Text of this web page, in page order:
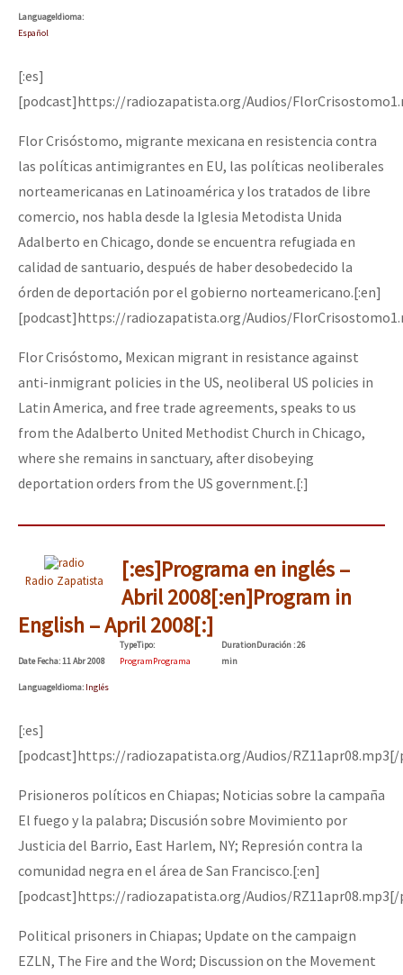
LanguageIdioma:
Español
[:es]
[podcast]https://radiozapatista.org/Audios/
Flor Crisóstomo, migrante mexicana en resistencia contra
las políticas antimigrantes en EU, las políticas neoliberales
norteamericanas en Latinoamérica y los tratados de libre
comercio, nos habla desde la Iglesia Metodista Unida
Adalberto en Chicago, donde se encuentra refugiada en
calidad de santuario, después de haber desobedecido la
órden de deportación por el gobierno norteamericano.[:en]
[podcast]https://radiozapatista.org/Audios/
Flor Crisóstomo, Mexican migrant in resistance against
anti-inmigrant policies in the US, neoliberal US policies in
Latin America, and free trade agreements, speaks to us
from the Adalberto United Methodist Church in Chicago,
where she remains in sanctuary, after disobeying
deportation orders from the US government.[:]
Radio Zapatista
[:es]Programa en inglés –
Abril 2008[:en]Program in
English – April 2008[:]
DateFecha: 11 Abr 2008
TypeTipo:
ProgramPrograma
DurationDuración: 26
min
LanguageIdioma: Inglés
[:es]
[podcast]https://radiozapatista.org/Audios/
Prisioneros políticos en Chiapas; Noticias sobre la campaña
El fuego y la palabra; Discusión sobre Movimiento por
Justicia del Barrio, East Harlem, NY; Represión contra la
comunidad negra en el área de San Francisco.[:en]
[podcast]https://radiozapatista.org/Audios/
Political prisoners in Chiapas; Update on the campaign
EZLN, The Fire and the Word; Discussion on the Movement